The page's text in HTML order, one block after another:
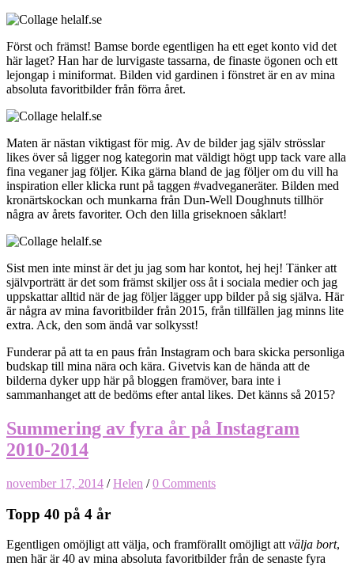
Först och främst! Bamse borde egentligen ha ett eget konto vid det
här laget? Han har de lurvigaste tassarna, de finaste ögonen och ett
lejongap i miniformat. Bilden vid gardinen i fönstret är en av mina
absoluta favoritbilder från förra året.
Maten är nästan viktigast för mig. Av de bilder jag själv strösslar
likes över så ligger nog kategorin mat väldigt högt upp tack vare alla
fina veganer jag följer. Kika gärna bland de jag följer om du vill ha
inspiration eller klicka runt på taggen #vadveganeräter. Bilden med
kronärtskockan och munkarna från Dun-Well Doughnuts tillhör
några av årets favoriter. Och den lilla griseknoen såklart!
Sist men inte minst är det ju jag som har kontot, hej hej! Tänker att
självporträtt är det som främst skiljer oss åt i sociala medier och jag
uppskattar alltid när de jag följer lägger upp bilder på sig själva. Här
är några av mina favoritbilder från 2015, från tillfällen jag minns lite
extra. Ack, den som ändå var solkysst!
Funderar på att ta en paus från Instagram och bara skicka personliga
budskap till mina nära och kära. Givetvis kan de hända att de
bilderna dyker upp här på bloggen framöver, bara inte i
sammanhanget att de bedöms efter antal likes. Det känns så 2015?
Summering av fyra år på Instagram
2010-2014
november 17, 2014 /Helen /0 Comments
Topp 40 på 4 år
Egentligen omöjligt att välja, och framförallt omöjligt att välja bort,
men här är 40 av mina absoluta favoritbilder från de senaste fyra